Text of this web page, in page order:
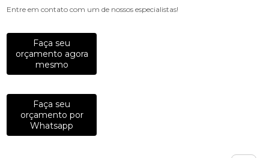
Entre em contato com um de nossos especialistas!
Faça seu
orçamento agora
mesmo
Faça seu
orçamento por
Whatsapp